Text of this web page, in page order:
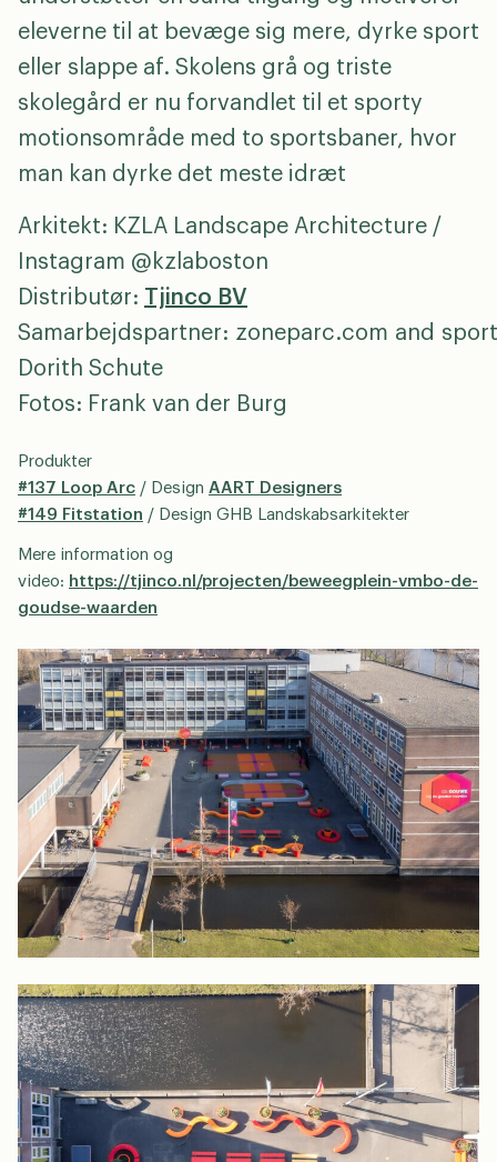
eleverne til at bevæge sig mere, dyrke sport
eller slappe af. Skolens grå og triste
skolegård er nu forvandlet til et sporty
motionsområde med to sportsbaner, hvor
man kan dyrke det meste idræt
Arkitekt: KZLA Landscape Architecture /
Instagram @kzlaboston
Distributør:
Tjinco BV
Samarbejdspartner: zoneparc.com and
Dorith Schute
Fotos: Frank van der Burg
Produkter
#137 Loop Arc / Design AART Designers
#149 Fitstation / Design GHB Landskabsarkitekter
Mere information og
video: https://tjinco.nl/projecten/beweegplein-vmbo-de-
goudse-waarden